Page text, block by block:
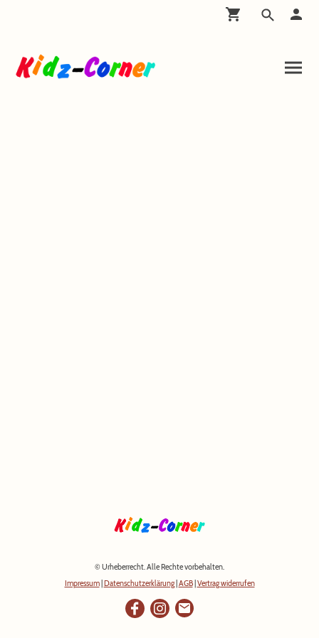
© Urheberrecht. Alle Rechte vorbehalten.
Impressum| Datenschutzerklärung| AGB| Vertrag widerrufen